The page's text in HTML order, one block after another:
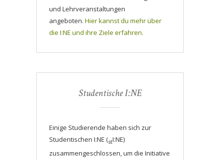
und Lehrveranstaltungen
angeboten. Hier kannst du mehr über
die I:NE und ihre Ziele erfahren.
Studentische I:NE
Einige Studierende haben sich zur
Studentischen I:NE (stI:NE)
zusammengeschlossen, um die Initiative